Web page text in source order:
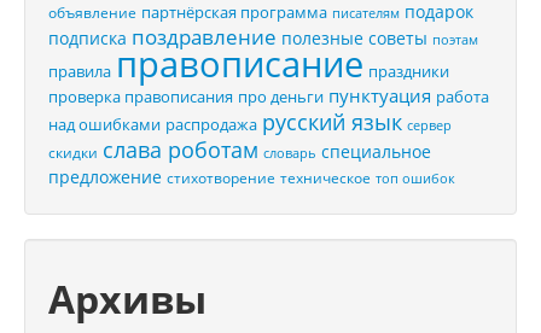
объявление партнёрская программа писателям подарок
подписка поздравление полезные советы поэтам
правила правописание праздники
проверка правописания про деньги пунктуация работа
над ошибками распродажа русский язык сервер
скидки слава роботам словарь специальное
предложение стихотворение техническое топ ошибок
Архивы